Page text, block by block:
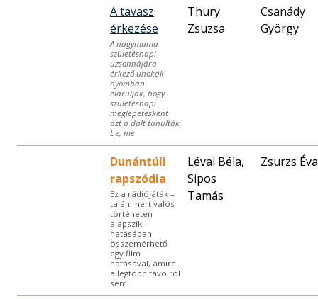
A tavasz
érkezése
A nagymama
születésnapi
uzsonnájára
érkező unokák
nyomban
elárulják, hogy
születésnapi
meglepetésként
azt a dalt tanulták
be, me
Thury
Zsuzsa
Csanády
György
Dunántúli
rapszódia
Ez a rádiójáték –
talán mert valós
történeten
alapszik –
hatásában
összemérhető
egy film
hatásával, amire
a legtöbb távolról
sem
Lévai Béla,
Sipos
Tamás
Zsurzs Éva